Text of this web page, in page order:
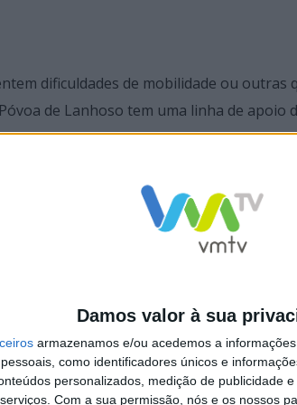
Damos valor à sua
armazenamos e/ou acedemos a
como identificadores únicos e
personalizados, medição de publicidade
Com a sua permissão, nós e os nossos
dificuldades de mobilidade ou outras
de Lanhoso tem uma linha de apoio
os idosos do concelho têm à sua
242.
de Lanhoso apoia criação
COVID-19
Póvoa de
Estruturas